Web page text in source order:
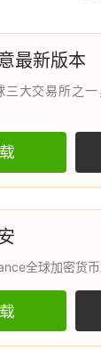
最新版本
三大交易所之
全球加密货